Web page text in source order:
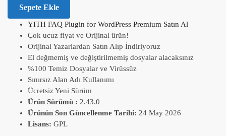
Sepete Ekle
YITH FAQ Plugin for WordPress Premium Satın Al
Çok ucuz fiyat ve Orijinal ürün!
Orijinal Yazarlardan Satın Alıp İndiriyoruz
El değmemiş ve değiştirilmemiş dosyalar alacaksınız
%100 Temiz Dosyalar ve Virüssüz
Sınırsız Alan Adı Kullanımı
Ücretsiz Yeni Sürüm
Ürün Sürümü : 2.43.0
Ürünün Son Güncellenme Tarihi: 24 May 2026
Lisans: GPL